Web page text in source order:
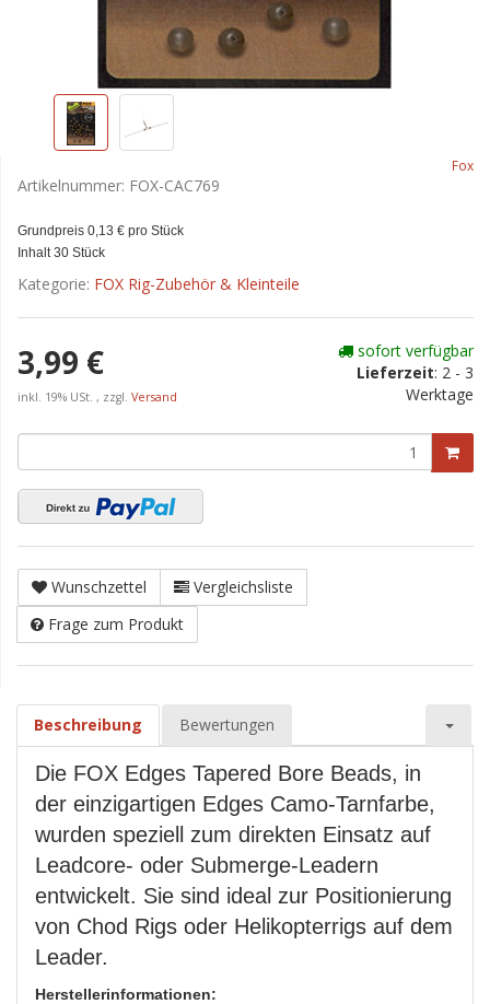
Fox
Artikelnummer: FOX-CAC769
Grundpreis 0,13 € pro Stück
Inhalt 30 Stück
Kategorie: FOX Rig-Zubehör & Kleinteile
3,99 €
inkl. 19% USt. , zzgl. Versand
sofort verfügbar
Lieferzeit: 2 - 3
Werktage
Wunschzettel
Vergleichsliste
Frage zum Produkt
Beschreibung Bewertungen
Die FOX Edges Tapered Bore Beads, in
der einzigartigen Edges Camo-Tarnfarbe,
wurden speziell zum direkten Einsatz auf
Leadcore- oder Submerge-Leadern
entwickelt. Sie sind ideal zur Positionierung
von Chod Rigs oder Helikopterrigs auf dem
Leader.
Herstellerinformationen: